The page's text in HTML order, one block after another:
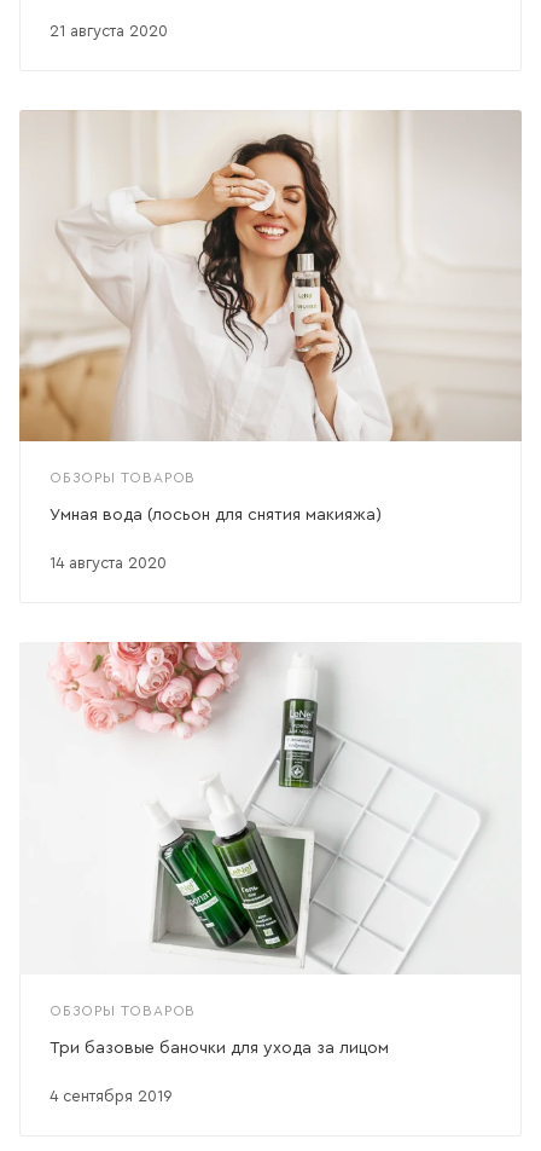
21 августа 2020
ОБЗОРЫ ТОВАРОВ
14 августа 2020
Умная вода (лосьон для снятия макияжа)
ОБЗОРЫ ТОВАРОВ
4 сентября 2019
Три базовые баночки для ухода за лицом